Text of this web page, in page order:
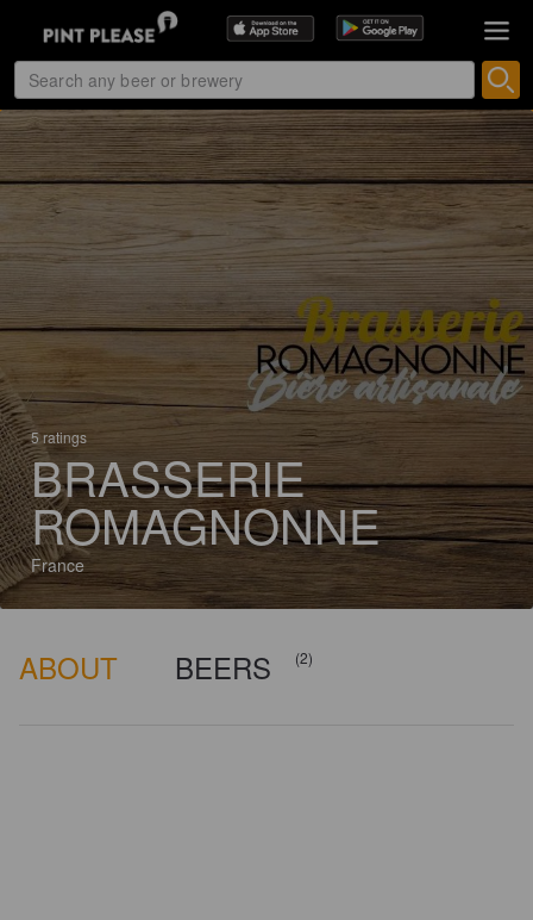
5 ratings
BRASSERIE
ROMAGNONNE
France
ABOUT BEERS (2)